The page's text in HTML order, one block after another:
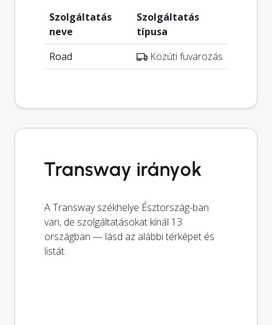
Szolgáltatás
neve
Szolgáltatás
típusa
Road
Közúti fuvarozás
Transway irányok
A Transway székhelye Észtország-ban
van, de szolgáltatásokat kínál 13
országban — lásd az alábbi térképet és
listát.